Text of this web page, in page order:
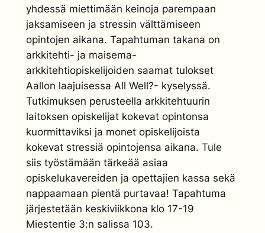
yhdessä miettimään keinoja parempaan
jaksamiseen ja stressin välttämiseen
opintojen aikana. Tapahtuman takana on
arkkitehti- ja maisema-
arkkitehtiopiskelijoiden saamat tulokset
Aallon laajuisessa All Well?- kyselyssä.
Tutkimuksen perusteella arkkitehtuurin
laitoksen opiskelijat kokevat opintonsa
kuormittaviksi ja monet opiskelijoista
kokevat stressiä opintojensa aikana. Tule
siis työstämään tärkeää asiaa
opiskelukavereiden ja opettajien kassa sekä
nappaamaan pientä purtavaa! Tapahtuma
järjestetään keskiviikkona klo 17-19
Miestentie 3:n salissa 103.